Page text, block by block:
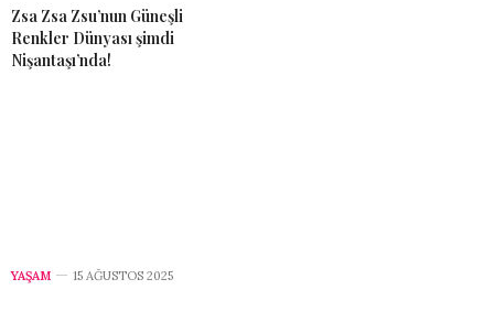
Zsa Zsa Zsu’nun Güneşli
Renkler Dünyası şimdi
Nişantaşı’nda!
YAŞAM 15 AĞUSTOS 2025